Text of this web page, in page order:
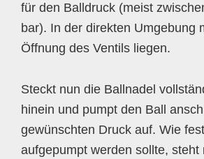
für den Balldruck (meist
bar). In der direkten Umgebung
Öffnung des Ventils liegen.
Steckt nun die Ballnadel
hinein und pumpt den Ball
gewünschten Druck auf. Wie fest
aufgepumpt werden sollte, steht